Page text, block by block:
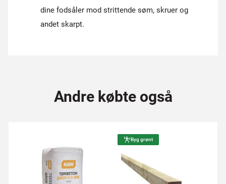
dine fodsåler mod strittende søm, skruer og
andet skarpt.
Andre købte også
Byg grønt